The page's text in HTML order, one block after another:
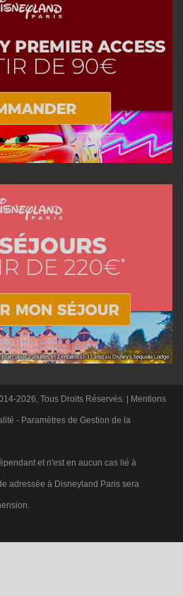
2026, Tous Droits Réservés. | Mentions
- Paramètres de Gestion de la
et n'est en aucun cas lié à
adressée à Disneyland Paris sera